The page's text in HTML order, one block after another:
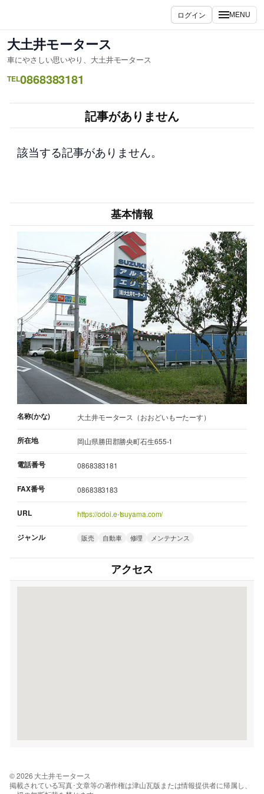
ス
キ
ッ
ログイン MENU
大土井モータース
車にやさしい思いやり、大土井モータース
TEL0868383181
記事がありません
該当する記事がありません。
基本情報
名称(かな) 大土井モータース（おおどいもーたーす）
所在地 岡山県勝田郡勝央町石生655-1
電話番号 0868383181
FAX番号 0868383183
URL https://odoi.e-tsuyama.com/
ジャンル 販売 自動車 修理 メンテナンス
アクセス
© 2026 大土井モータース
掲載されている写真･文章等の著作権は津山瓦版または情報提供者に帰属し、